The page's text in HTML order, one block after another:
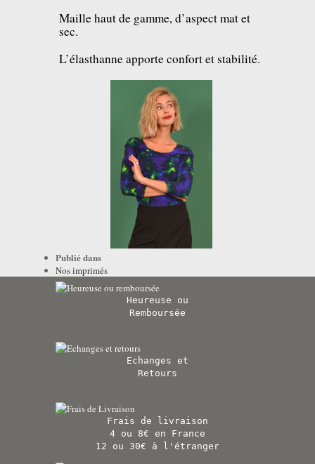
Maille haut de gamme, d’aspect mat et
sec.
L’élasthanne apporte confort et stabilité.
Publié dans
Nos imprimés
Heureuse ou
Remboursée
Echanges et
Retours
Frais de livraison
4 ou 8€ en France
12 ou 30€ à l'étranger